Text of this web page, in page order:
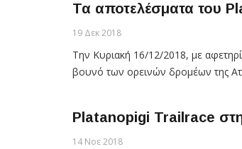
Τα αποτελέσματα του
19 Δεκ 2018
Την Κυριακή 16/12/2018, με
βουνό των ορεινών δρομέων της
Platanopigi Trailrace
14 Νοε 2018